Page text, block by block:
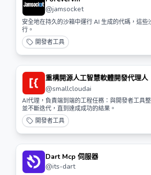
@jamsocket
安全地在持久的沙箱中運行 AI 生成的代碼，這些
行。
開發者工具
重構開源人工智慧軟體開發代理人
@smallcloudai
AI代理，負責端到端的工程任務：與開發者工具
並不斷迭代，直到達成成功的結果。
開發者工具
Dart Mcp 伺服器
@its-dart